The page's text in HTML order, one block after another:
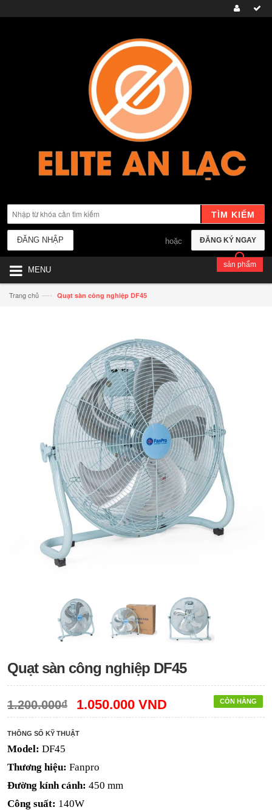
TÌM KIẾM
ĐĂNG KÝ NGAY
hoặc
ĐĂNG NHẬP
MENU
sản phẩm
Trang chủ —› Quạt sàn công nghiệp DF45
Quạt sàn công nghiệp DF45
CÒN HÀNG
1.200.000₫ 1.050.000 VND
THÔNG SỐ KỸ THUẬT
Model: DF45
Thương hiệu: Fanpro
Đường kính cánh: 450 mm
Công suất: 140W